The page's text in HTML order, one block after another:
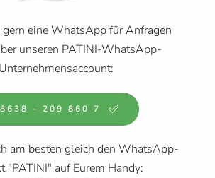
gern eine WhatsApp für Anfragen
unseren PATINI-WhatsApp-
Unternehmensaccount:
- 209 860 7
am besten gleich den WhatsApp-